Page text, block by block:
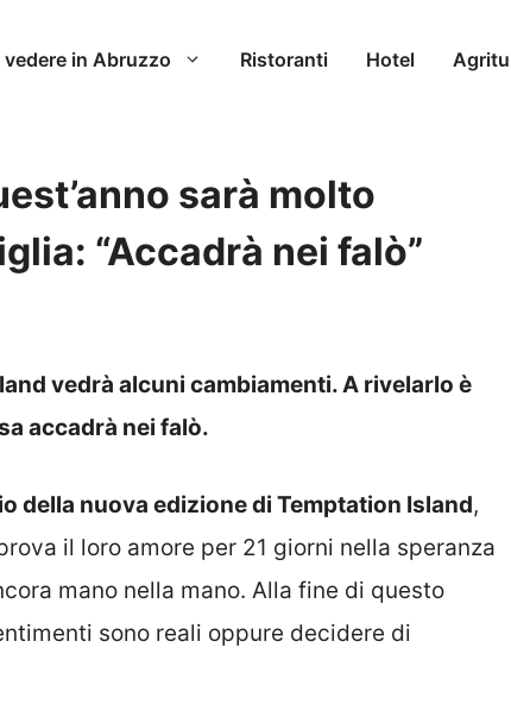
vedere in Abruzzo Ristoranti Hotel
sarà molto
“Accadrà nei falò”
vedrà alcuni cambiamenti. A rivelarlo è
accadrà nei falò.
della nuova edizione di Temptation Island,
il loro amore per 21 giorni nella speranza
mano nella mano. Alla fine di questo
sono reali oppure decidere di